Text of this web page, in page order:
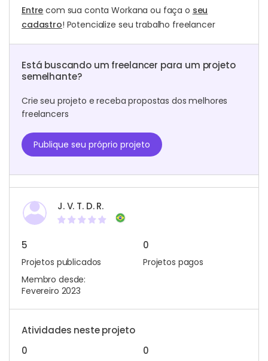
Entre com sua conta Workana ou faça o seu
cadastro! Potencialize seu trabalho freelancer
Está buscando um freelancer para um projeto
semelhante?
Crie seu projeto e receba propostas dos melhores
freelancers
Publique seu próprio projeto
J. V. T. D. R.
5
Projetos publicados
0
Projetos pagos
Membro desde:
Fevereiro 2023
Atividades neste projeto
0
0